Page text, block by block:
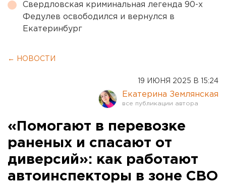
Свердловская криминальная легенда 90-х
Федулев освободился и вернулся в
Екатеринбург
← НОВОСТИ
19 ИЮНЯ 2025 В 15:24
Екатерина Землянская
«Помогают в перевозке
раненых и спасают от
диверсий»: как работают
автоинспекторы в зоне СВО